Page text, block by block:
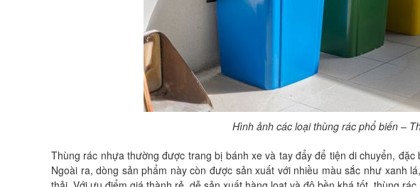
Hình ảnh các loại thùng rác phổ biến –
Thùng rác nhựa thường được trang bị bánh xe và tay đẩy để tiện di chuyển,
Ngoài ra, dòng sản phẩm này còn được sản xuất với nhiều màu sắc như xanh